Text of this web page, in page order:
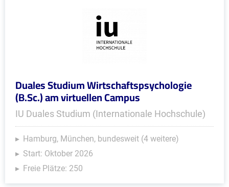
Duales Studium Wirtschaftspsychologie
(B.Sc.) am virtuellen Campus
IU Duales Studium (Internationale Hochschule)
Hamburg, München, bundesweit (4 weitere)
Start: Oktober 2026
Freie Plätze: 250